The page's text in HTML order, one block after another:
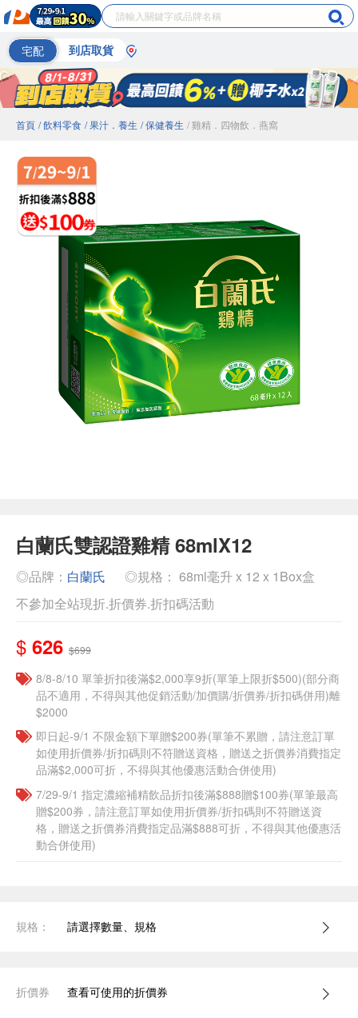
宅配 到店取貨
首頁 / 飲料零食 / 果汁．養生 / 保健養生 / 雞精．四物飲．燕窩
白蘭氏雙認證雞精 68mlX12
◎品牌： 白蘭氏
◎規格： 68ml毫升 x 12 x 1Box盒
不參加全站現折.折價券.折扣碼活動
$ 626 $699
8/8-8/10 單筆折扣後滿$2,000享9折(單筆上限折$500)(部分商
品不適用，不得與其他促銷活動/加價購/折價券/折扣碼併用)離
$2000
即日起-9/1 不限金額下單贈$200券(單筆不累贈，請注意訂單
如使用折價券/折扣碼則不符贈送資格，贈送之折價券消費指定
品滿$2,000可折，不得與其他優惠活動合併使用)
7/29-9/1 指定濃縮補精飲品​折扣後滿$888贈$100券(單筆最高
贈$200券，請注意訂單如使用折價券/折扣碼則不符贈送資
格，贈送之折價券消費指定品滿$888可折，不得與其他優惠活
動合併使用)
規格： 請選擇數量、規格
折價券 查看可使用的折價券